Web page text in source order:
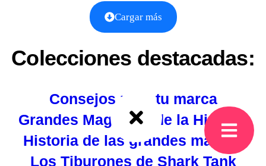
Cargar más
Colecciones destacadas:
Consejos para tu marca
Grandes Magnates de la Historia
Historia de las grandes marcas
Los Tiburones de Shark Tank